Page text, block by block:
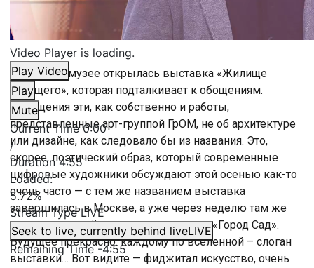
Video Player is loading.
Play Video
Play
Mute
Current Time0:00
/
Duration4:55
Loaded:
5.72%
Stream TypeLIVE
Seek to live, currently behind liveLIVE
Remaining Time-4:55
В Русском музее открылась выставка «Жилище
будущего», которая подталкивает к обощениям.
Обобщения эти, как собственно и работы,
представленные арт-группой ГрОМ, не об архитектуре
или дизайне, как следовало бы из названия. Это,
скорее, поэтический образ, который современные
цифровые художники обсуждают этой осенью как-то
очень часто — с тем же названием выставка
завершилась в Москве, а уже через неделю там же
откроется — ещё одна, все о том же — «Город Сад».
Будущее прекрасно: каждому по вселенной – слоган
выставки… Вот видите — фиджитал искусство, очень